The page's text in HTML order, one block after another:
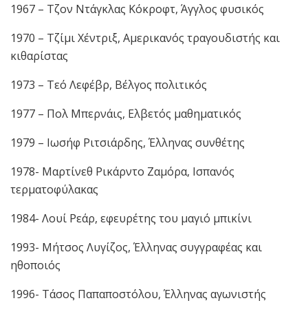
1967 – Τζον Ντάγκλας Κόκροφτ, Άγγλος φυσικός
1970 – Τζίμι Χέντριξ, Αμερικανός τραγουδιστής και
κιθαρίστας
1973 – Τεό Λεφέβρ, Βέλγος πολιτικός
1977 – Πολ Μπερνάις, Ελβετός μαθηματικός
1979 – Ιωσήφ Ριτσιάρδης, Έλληνας συνθέτης
1978- Μαρτίνεθ Ρικάρντο Ζαμόρα, Ισπανός
τερματοφύλακας
1984- Λουί Ρεάρ, εφευρέτης του μαγιό μπικίνι
1993- Μήτσος Λυγίζος, Έλληνας συγγραφέας και
ηθοποιός
1996- Τάσος Παπαποστόλου, Έλληνας αγωνιστής